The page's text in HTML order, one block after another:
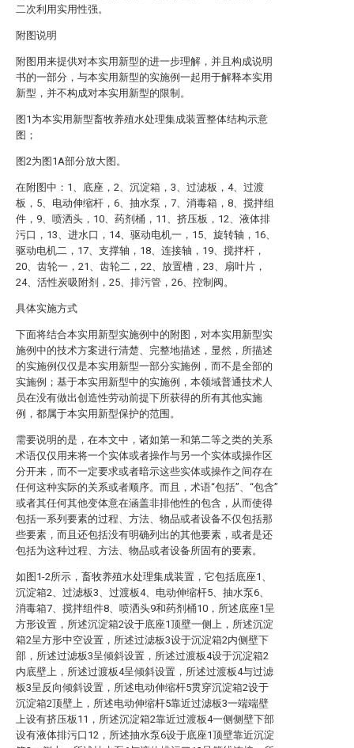
二次利用实用性强。
附图说明
附图用来提供对本实用新型的进一步理解，并且构成说明
书的一部分，与本实用新型的实施例一起用于解释本实用
新型，并不构成对本实用新型的限制。
图1为本实用新型畜牧养殖水处理集成装置整体结构示意
图；
图2为图1A部分放大图。
在附图中：1、底座，2、沉淀箱，3、过滤板，4、过渡
板，5、电动伸缩杆，6、抽水泵，7、消毒箱，8、搅拌组
件，9、喷洒头，10、药剂桶，11、挤压板，12、液体排
污口，13、进水口，14、驱动电机一，15、旋转轴，16、
驱动电机二，17、支撑轴，18、连接轴，19、搅拌杆，
20、齿轮一，21、齿轮二，22、放置槽，23、扇叶片，
24、活性炭吸附剂，25、排污管，26、控制阀。
具体实施方式
下面将结合本实用新型实施例中的附图，对本实用新型实
施例中的技术方案进行清楚、完整地描述，显然，所描述
的实施例仅仅是本实用新型一部分实施例，而不是全部的
实施例；基于本实用新型中的实施例，本领域普通技术人
员在没有做出创造性劳动前提下所获得的所有其他实施
例，都属于本实用新型保护的范围。
需要说明的是，在本文中，诸如第一和第二等之类的关系
术语仅仅用来将一个实体或者操作与另一个实体或操作区
分开来，而不一定要求或者暗示这些实体或操作之间存在
任何这种实际的关系或者顺序。而且，术语“包括”、“包含”
或者其任何其他变体意在涵盖非排他性的包含，从而使得
包括一系列要素的过程、方法、物品或者设备不仅包括那
些要素，而且还包括没有明确列出的其他要素，或者是还
包括为这种过程、方法、物品或者设备所固有的要素。
如图1-2所示，畜牧养殖水处理集成装置，它包括底座1、
沉淀箱2、过滤板3、过渡板4、电动伸缩杆5、抽水泵6、
消毒箱7、搅拌组件8、喷洒头9和药剂桶10，所述底座1呈
方形设置，所述沉淀箱2设于底座1顶壁一侧上，所述沉淀
箱2呈方形中空设置，所述过滤板3设于沉淀箱2内侧壁下
部，所述过滤板3呈倾斜设置，所述过渡板4设于沉淀箱2
内底壁上，所述过渡板4呈倾斜设置，所述过渡板4与过滤
板3呈反向倾斜设置，所述电动伸缩杆5贯穿沉淀箱2设于
沉淀箱2顶壁上，所述电动伸缩杆5靠近过滤板3一端端壁
上设有挤压板11，所述沉淀箱2靠近过渡板4一侧侧壁下部
设有液体排污口12，所述抽水泵6设于底座1顶壁靠近沉淀